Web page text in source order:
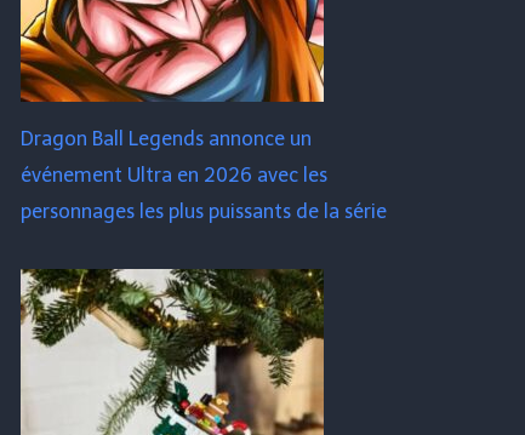
Dragon Ball Legends annonce un
événement Ultra en 2026 avec les
personnages les plus puissants de la série